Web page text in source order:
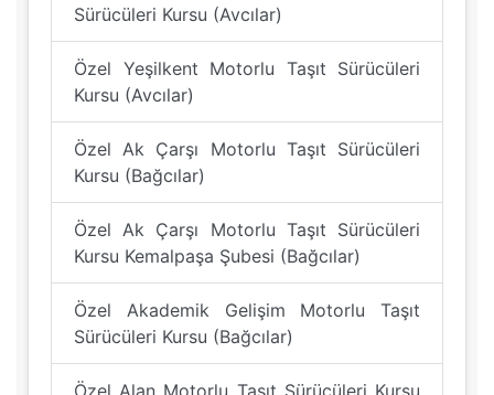
Sürücüleri Kursu (Avcılar)
Özel Yeşilkent Motorlu Taşıt Sürücüleri
Kursu (Avcılar)
Özel Ak Çarşı Motorlu Taşıt Sürücüleri
Kursu (Bağcılar)
Özel Ak Çarşı Motorlu Taşıt Sürücüleri
Kursu Kemalpaşa Şubesi (Bağcılar)
Özel Akademik Gelişim Motorlu Taşıt
Sürücüleri Kursu (Bağcılar)
Özel Alan Motorlu Taşıt Sürücüleri Kursu